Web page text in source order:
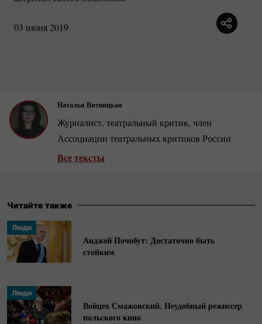
03 июня 2019
Наталья Витвицкая
Журналист, театральный критик, член
Ассоциации театральных критиков России
Все тексты
Читайте также
Люди
Анджей Почобут: Достаточно быть
стойким
Люди
Войцех Смажовский. Неудобный режиссер
польского кино